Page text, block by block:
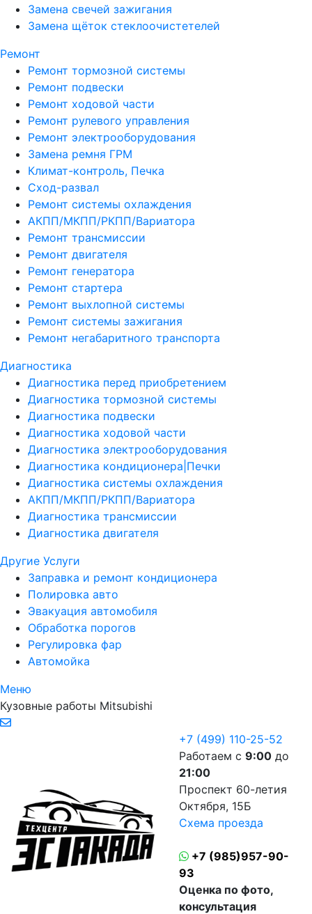
Замена свечей зажигания
Замена щёток стеклоочистетелей
Ремонт
Ремонт тормозной системы
Ремонт подвески
Ремонт ходовой части
Ремонт рулевого управления
Ремонт электрооборудования
Замена ремня ГРМ
Климат-контроль, Печка
Сход-развал
Ремонт системы охлаждения
АКПП/МКПП/РКПП/Вариатора
Ремонт трансмиссии
Ремонт двигателя
Ремонт генератора
Ремонт стартера
Ремонт выхлопной системы
Ремонт системы зажигания
Ремонт негабаритного транспорта
Диагностика
Диагностика перед приобретением
Диагностика тормозной системы
Диагностика подвески
Диагностика ходовой части
Диагностика электрооборудования
Диагностика кондиционера|Печки
Диагностика системы охлаждения
АКПП/МКПП/РКПП/Вариатора
Диагностика трансмиссии
Диагностика двигателя
Другие Услуги
Заправка и ремонт кондиционера
Полировка авто
Эвакуация автомобиля
Обработка порогов
Регулировка фар
Автомойка
Меню
Кузовные работы Mitsubishi
+7 (499) 110-25-52
Работаем с 9:00 до
21:00
Проспект 60-летия
Октября, 15Б
Схема проезда
+7 (985)957-90-
93
Оценка по фото,
консультация